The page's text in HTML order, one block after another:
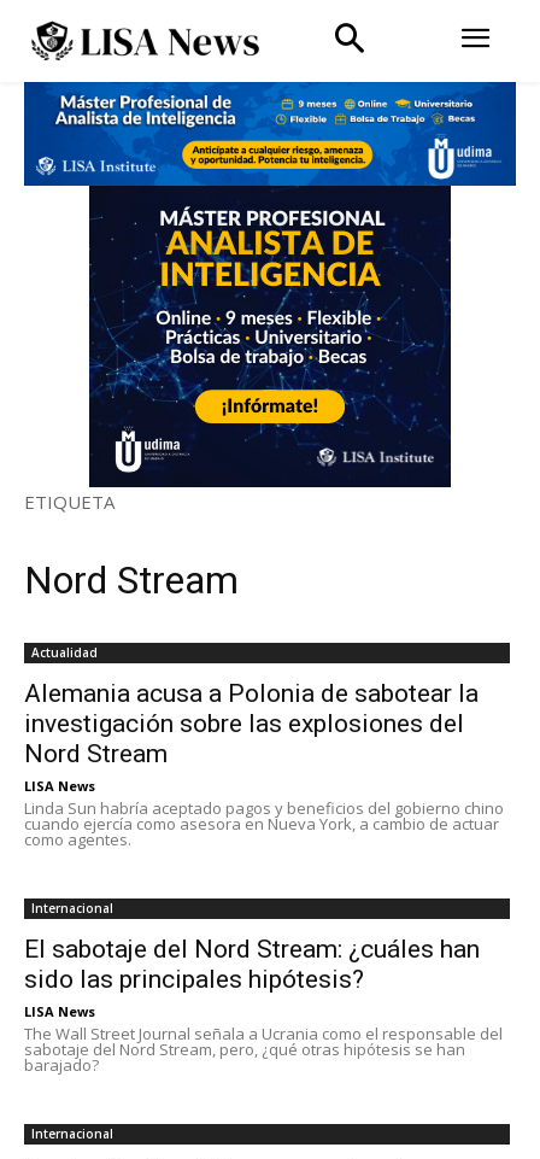
ETIQUETA
Nord Stream
Actualidad
Alemania acusa a Polonia de sabotear la
investigación sobre las explosiones del
Nord Stream
LISA News
Linda Sun habría aceptado pagos y beneficios del gobierno chino
cuando ejercía como asesora en Nueva York, a cambio de actuar
como agentes.
Internacional
El sabotaje del Nord Stream: ¿cuáles han
sido las principales hipótesis?
LISA News
The Wall Street Journal señala a Ucrania como el responsable del
sabotaje del Nord Stream, pero, ¿qué otras hipótesis se han
barajado?
Internacional